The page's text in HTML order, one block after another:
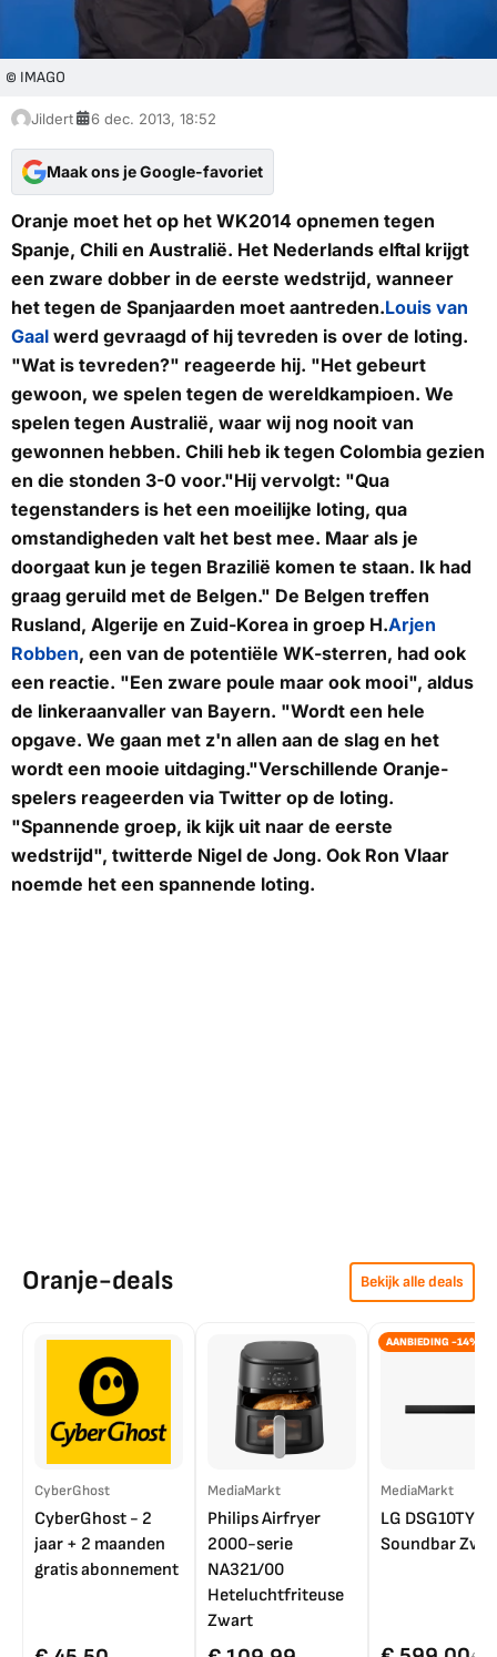
© IMAGO
Jildert 6 dec. 2013, 18:52
Maak ons je Google-favoriet
Oranje moet het op het WK2014 opnemen tegen
Spanje, Chili en Australië. Het Nederlands elftal krijgt
een zware dobber in de eerste wedstrijd, wanneer
het tegen de Spanjaarden moet aantreden.Louis van
Gaal werd gevraagd of hij tevreden is over de loting.
"Wat is tevreden?" reageerde hij. "Het gebeurt
gewoon, we spelen tegen de wereldkampioen. We
spelen tegen Australië, waar wij nog nooit van
gewonnen hebben. Chili heb ik tegen Colombia gezien
en die stonden 3-0 voor."Hij vervolgt: "Qua
tegenstanders is het een moeilijke loting, qua
omstandigheden valt het best mee. Maar als je
doorgaat kun je tegen Brazilië komen te staan. Ik had
graag geruild met de Belgen." De Belgen treffen
Rusland, Algerije en Zuid-Korea in groep H.Arjen
Robben, een van de potentiële WK-sterren, had ook
een reactie. "Een zware poule maar ook mooi", aldus
de linkeraanvaller van Bayern. "Wordt een hele
opgave. We gaan met z'n allen aan de slag en het
wordt een mooie uitdaging."Verschillende Oranje-
spelers reageerden via Twitter op de loting.
"Spannende groep, ik kijk uit naar de eerste
wedstrijd", twitterde Nigel de Jong. Ook Ron Vlaar
noemde het een spannende loting.
Oranje-deals Bekijk alle deals
CyberGhost
CyberGhost - 2
jaar + 2 maanden
gratis abonnement
MediaMarkt
Philips Airfryer
2000-serie
NA321/00
Heteluchtfriteuse
Zwart
AANBIEDING -14%
MediaMarkt
LG DSG10TY
Soundbar